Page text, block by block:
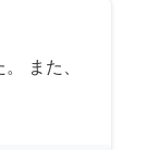
また、